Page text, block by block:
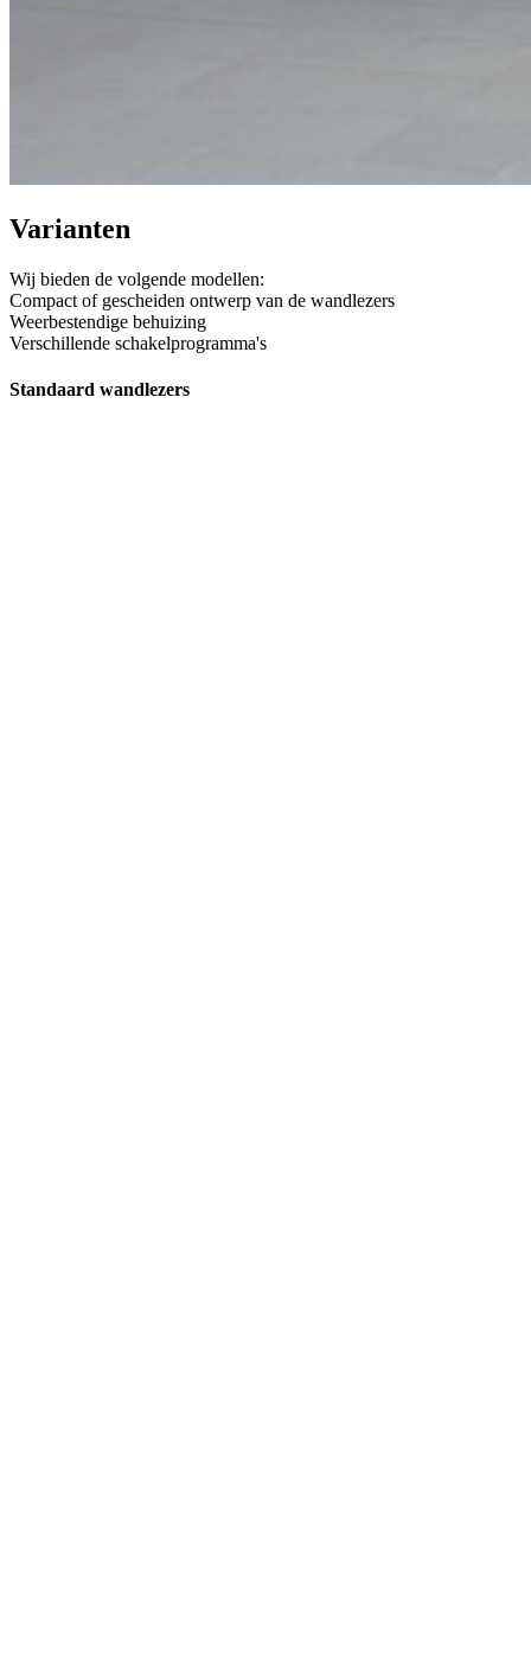
Varianten
Wij bieden de volgende modellen:
Compact of gescheiden ontwerp van de wandlezers
Weerbestendige behuizing
Verschillende schakelprogramma's
Standaard wandlezers